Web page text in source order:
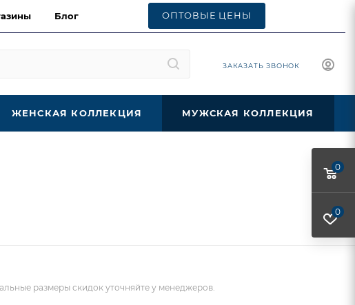
Блог ОПТОВЫЕ ЦЕНЫ
ЗАКАЗАТЬ ЗВОНОК
ЖЕНСКАЯ КОЛЛЕКЦИЯ МУЖСКАЯ КОЛЛЕКЦИЯ
размеры скидок уточняйте у менеджеров.
0
0